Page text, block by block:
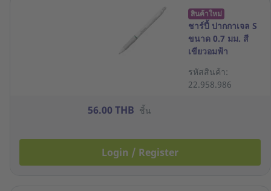
สินค้าใหม่
ชาร์ปี้ ปากกาเจล S
ขนาด 0.7 มม. สี
เขียวอมฟ้า
รหัสสินค้า:
22.958.986
56.00 THB ชิ้น
Login / Register